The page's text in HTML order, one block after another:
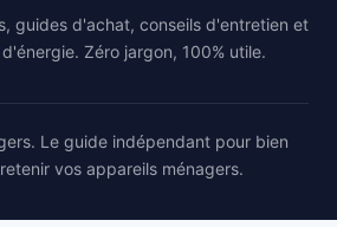
guides d'achat, conseils d'entretien et
Zéro jargon, 100% utile.
Le guide indépendant pour bien
vos appareils ménagers.